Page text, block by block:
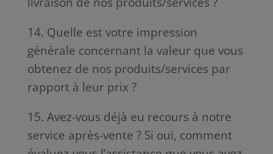
14. Quelle est votre impression
générale concernant la valeur que vous
obtenez de nos produits/services par
rapport à leur prix ?
15. Avez-vous déjà eu recours à notre
service après-vente ? Si oui, comment